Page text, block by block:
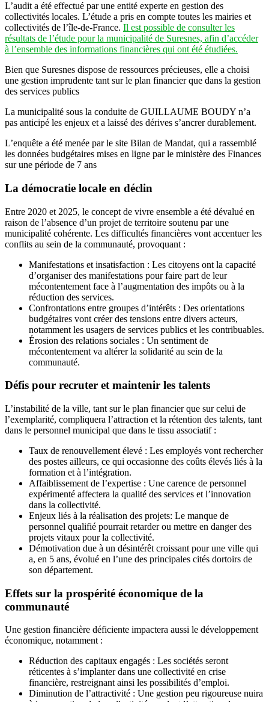
L’audit a été effectué par une entité experte en gestion des
collectivités locales. L’étude a pris en compte toutes les mairies et
collectivités de l’île-de-France. Il est possible de consulter les
résultats de l’étude pour la municipalité de Suresnes, afin d’accéder
à l’ensemble des informations financières qui ont été étudiées.
Bien que Suresnes dispose de ressources précieuses, elle a choisi
une gestion imprudente tant sur le plan financier que dans la gestion
des services publics
La municipalité sous la conduite de GUILLAUME BOUDY n’a
pas anticipé les enjeux et a laissé des dérives s’ancrer durablement.
L’enquête a été menée par le site Bilan de Mandat, qui a rassemblé
les données budgétaires mises en ligne par le ministère des Finances
sur une période de 7 ans
La démocratie locale en déclin
Entre 2020 et 2025, le concept de vivre ensemble a été dévalué en
raison de l’absence d’un projet de territoire soutenu par une
municipalité cohérente. Les difficultés financières vont accentuer les
conflits au sein de la communauté, provoquant :
Manifestations et insatisfaction : Les citoyens ont la capacité
d’organiser des manifestations pour faire part de leur
mécontentement face à l’augmentation des impôts ou à la
réduction des services.
Confrontations entre groupes d’intérêts : Des orientations
budgétaires vont créer des tensions entre divers acteurs,
notamment les usagers de services publics et les contribuables.
Érosion des relations sociales : Un sentiment de
mécontentement va altérer la solidarité au sein de la
communauté.
Défis pour recruter et maintenir les talents
L’instabilité de la ville, tant sur le plan financier que sur celui de
l’exemplarité, compliquera l’attraction et la rétention des talents, tant
dans le personnel municipal que dans le tissu associatif :
Taux de renouvellement élevé : Les employés vont rechercher
des postes ailleurs, ce qui occasionne des coûts élevés liés à la
formation et à l’intégration.
Affaiblissement de l’expertise : Une carence de personnel
expérimenté affectera la qualité des services et l’innovation
dans la collectivité.
Enjeux liés à la réalisation des projets: Le manque de
personnel qualifié pourrait retarder ou mettre en danger des
projets vitaux pour la collectivité.
Démotivation due à un désintérêt croissant pour une ville qui
a, en 5 ans, évolué en l’une des principales cités dortoirs de
son département.
Effets sur la prospérité économique de la
communauté
Une gestion financière déficiente impactera aussi le développement
économique, notamment :
Réduction des capitaux engagés : Les sociétés seront
réticentes à s’implanter dans une collectivité en crise
financière, restreignant ainsi les possibilités d’emploi.
Diminution de l’attractivité : Une gestion peu rigoureuse nuira